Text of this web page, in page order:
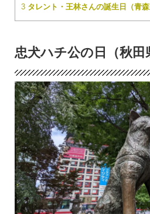
3タレント・王林さんの誕生日（青森
忠犬ハチ公の日（秋田